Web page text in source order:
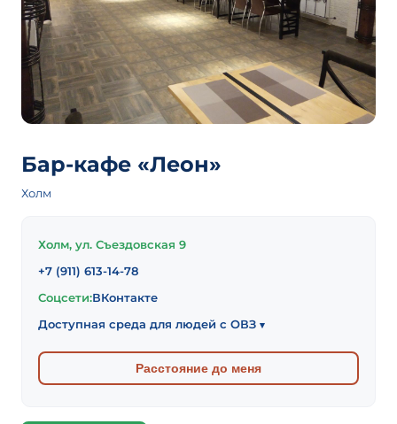
Бар-кафе «Леон»
Холм
Холм, ул. Съездовская 9
+7 (911) 613-14-78
Соцсети:ВКонтакте
Доступная среда для людей с ОВЗ ▾
Расстояние до меня